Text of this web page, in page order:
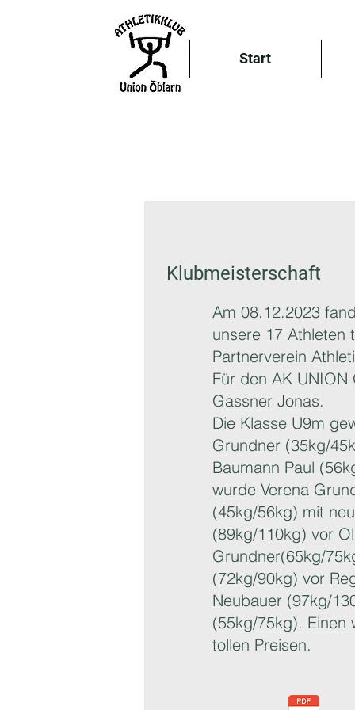
Start
Am 08.12.2023
unsere 17 Athleten
Partnerverein
Für den AK
Gassner Jonas.
Die Klasse U9m
Grundner (35kg/
Baumann Paul
wurde Verena
(45kg/56kg) mit
(89kg/110kg) vor
Grundner(65kg/
(72kg/90kg) vor
Neubauer (97kg/
(55kg/75kg). Einen
tollen Preisen.
Klubmeisterschaft